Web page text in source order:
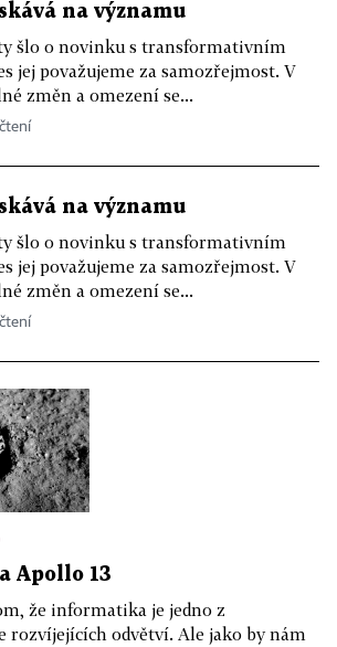
na významu
šlo o novinku s transformativním
jej považujeme za samozřejmost. V
změn a omezení se...
na významu
šlo o novinku s transformativním
jej považujeme za samozřejmost. V
změn a omezení se...
Apollo 13
že informatika je jedno z
rozvíjejících odvětví. Ale jako by nám